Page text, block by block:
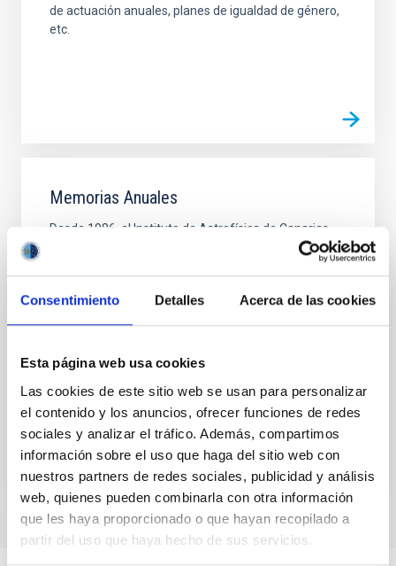
Consentimiento Detalles Acerca de las cookies
Esta página web usa cookies
Las cookies de este sitio web se usan para personalizar
el contenido y los anuncios, ofrecer funciones de redes
sociales y analizar el tráfico. Además, compartimos
información sobre el uso que haga del sitio web con
nuestros partners de redes sociales, publicidad y análisis
web, quienes pueden combinarla con otra información
que les haya proporcionado o que hayan recopilado a
partir del uso que haya hecho de sus servicios.
de actuación anuales, planes de igualdad de género,
etc.
Memorias Anuales
Desde 1986, el Instituto de Astrofísica de Canarias
publica su memoria anual. En ella se recogen las
actividades desarrolladas durante el año en todas
Enseñanza Superior, Instrumentación,
Administración de Servicios Generales,
campo de la divulgación. Se dispone de la versión